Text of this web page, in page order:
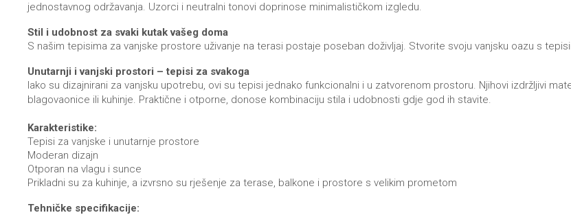
jednostavnog održavanja. Uzorci i neutralni tonovi doprinose minimalističkom izgledu.
Stil i udobnost za svaki kutak vašeg doma
S našim tepisima za vanjske prostore uživanje na terasi postaje poseban doživljaj. Stvorite svoju vanjsku oazu s
Unutarnji i vanjski prostori – tepisi za svakoga
Iako su dizajnirani za vanjsku upotrebu, ovi su tepisi jednako funkcionalni i u zatvorenom prostoru. Njihovi izdržljivi
blagovaonice ili kuhinje. Praktične i otporne, donose kombinaciju stila i udobnosti gdje god ih stavite.
Karakteristike:
Tepisi za vanjske i unutarnje prostore
Moderan dizajn
Otporan na vlagu i sunce
Prikladni su za kuhinje, a izvrsno su rješenje za terase, balkone i prostore s velikim prometom
Tehničke specifikacije: